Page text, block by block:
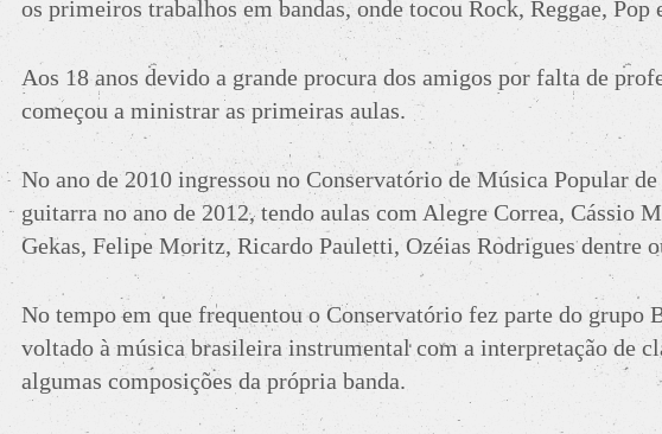
os primeiros trabalhos em bandas, onde tocou Rock, Reggae, Pop
Aos 18 anos devido a grande procura dos amigos por falta de
começou a ministrar as primeiras aulas.
No ano de 2010 ingressou no Conservatório de Música Popular
guitarra no ano de 2012, tendo aulas com Alegre Correa, Cássio
Gekas, Felipe Moritz, Ricardo Pauletti, Ozéias Rodrigues dentre
No tempo em que frequentou o Conservatório fez parte do grupo
voltado à música brasileira instrumental com a interpretação de
algumas composições da própria banda.